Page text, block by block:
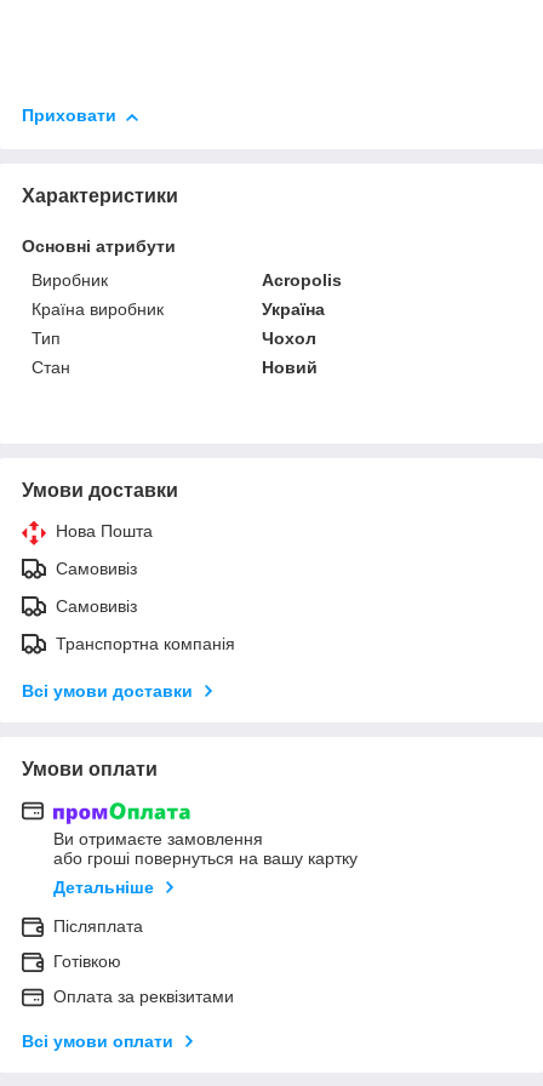
Приховати
Характеристики
Основні атрибути
Виробник
Acropolis
Країна виробник
Україна
Тип
Чохол
Стан
Новий
Умови доставки
Нова Пошта
Самовивіз
Самовивіз
Транспортна компанія
Всі умови доставки
Умови оплати
Ви отримаєте замовлення
або гроші повернуться на вашу картку
Детальніше
Післяплата
Готівкою
Оплата за реквізитами
Всі умови оплати